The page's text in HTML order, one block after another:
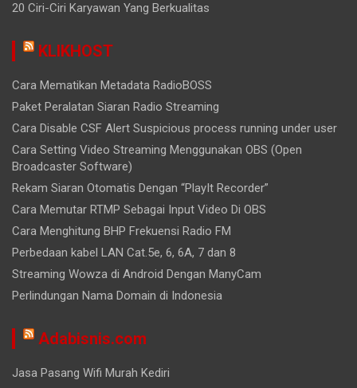
20 Ciri-Ciri Karyawan Yang Berkualitas
KLIKHOST
Cara Mematikan Metadata RadioBOSS
Paket Peralatan Siaran Radio Streaming
Cara Disable CSF Alert Suspicious process running under user
Cara Setting Video Streaming Menggunakan OBS (Open
Broadcaster Software)
Rekam Siaran Otomatis Dengan “PlayIt Recorder”
Cara Memutar RTMP Sebagai Input Video Di OBS
Cara Menghitung BHP Frekuensi Radio FM
Perbedaan kabel LAN Cat.5e, 6, 6A, 7 dan 8
Streaming Wowza di Android Dengan ManyCam
Perlindungan Nama Domain di Indonesia
Adabisnis.com
Jasa Pasang Wifi Murah Kediri